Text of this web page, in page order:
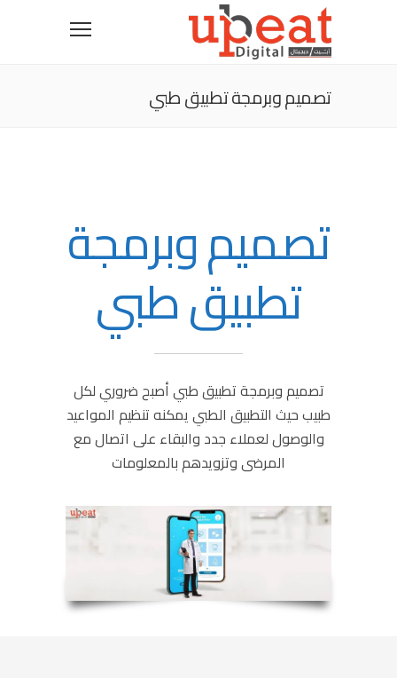
تصميم وبرمجة تطبيق طبي
تصميم وبرمجة
تطبيق طبي
تصميم وبرمجة تطبيق طبي أصبح ضروري لكل
طبيب حيث التطبيق الطبي يمكنه تنظيم المواعيد
والوصول لعملاء جدد والبقاء على اتصال مع
المرضى وتزويدهم بالمعلومات